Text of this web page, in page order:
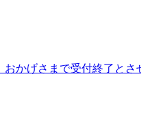
かげさまで受付終了と